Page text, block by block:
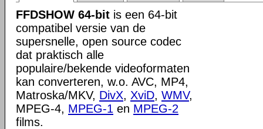
FFDSHOW 64-bit is een 64-bit
compatibel versie van de
supersnelle, open source codec
dat praktisch alle
populaire/bekende videoformaten
kan converteren, w.o. AVC, MP4,
Matroska/MKV, DivX, XviD, WMV,
MPEG-4, MPEG-1 en MPEG-2
films.